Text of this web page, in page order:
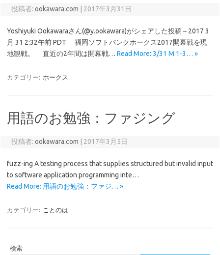
投稿者: ookawara.com 2017年3月31日
Yoshiyuki Ookawaraさん(@y.ookawara)がシェアした投稿 – 2017 3
月 31 2:32午前 PDT 福岡ソフトバンクホークス2017開幕戦を現
地観戦。 直近の2年間は開幕戦… Read More: 3/31 M 1-3… »
カテゴリー: ホークス
用語のお勉強：ファジング
投稿者: ookawara.com 2017年3月5日
fuzz-ing A testing process that supplies structured but invalid input
to software application programming inte…
Read More: 用語のお勉強：ファジ… »
カテゴリー: ことのは
検索